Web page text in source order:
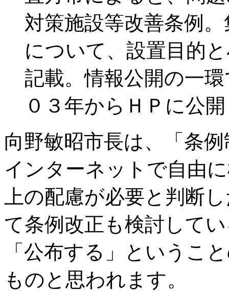
対策施設等改善条例
について、設置目的
記載。情報公開の一
０３年からＨＰに公
向野敏昭市長は、「条
インターネットで自由
上の配慮が必要と判断
て条例改正も検討して
「公布する」というこ
ものと思われます。